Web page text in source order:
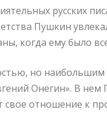
русских
Пушкин
когда ему было
но наибольшим
Онегин». В
свое отношение к